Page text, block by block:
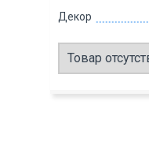
Декор
Товар